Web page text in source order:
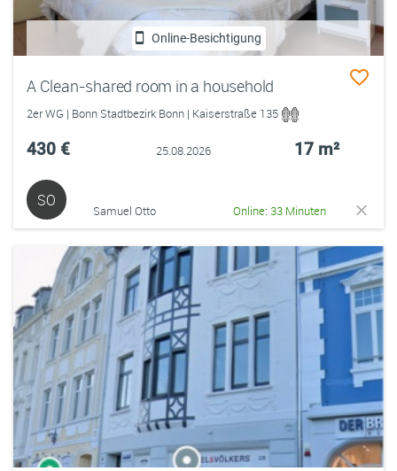
Online-Besichtigung
A Clean-shared room in a household
2er WG | Bonn Stadtbezirk Bonn | Kaiserstraße 135
430 € 25.08.2026 17 m²
SO
Samuel Otto Online: 33 Minuten